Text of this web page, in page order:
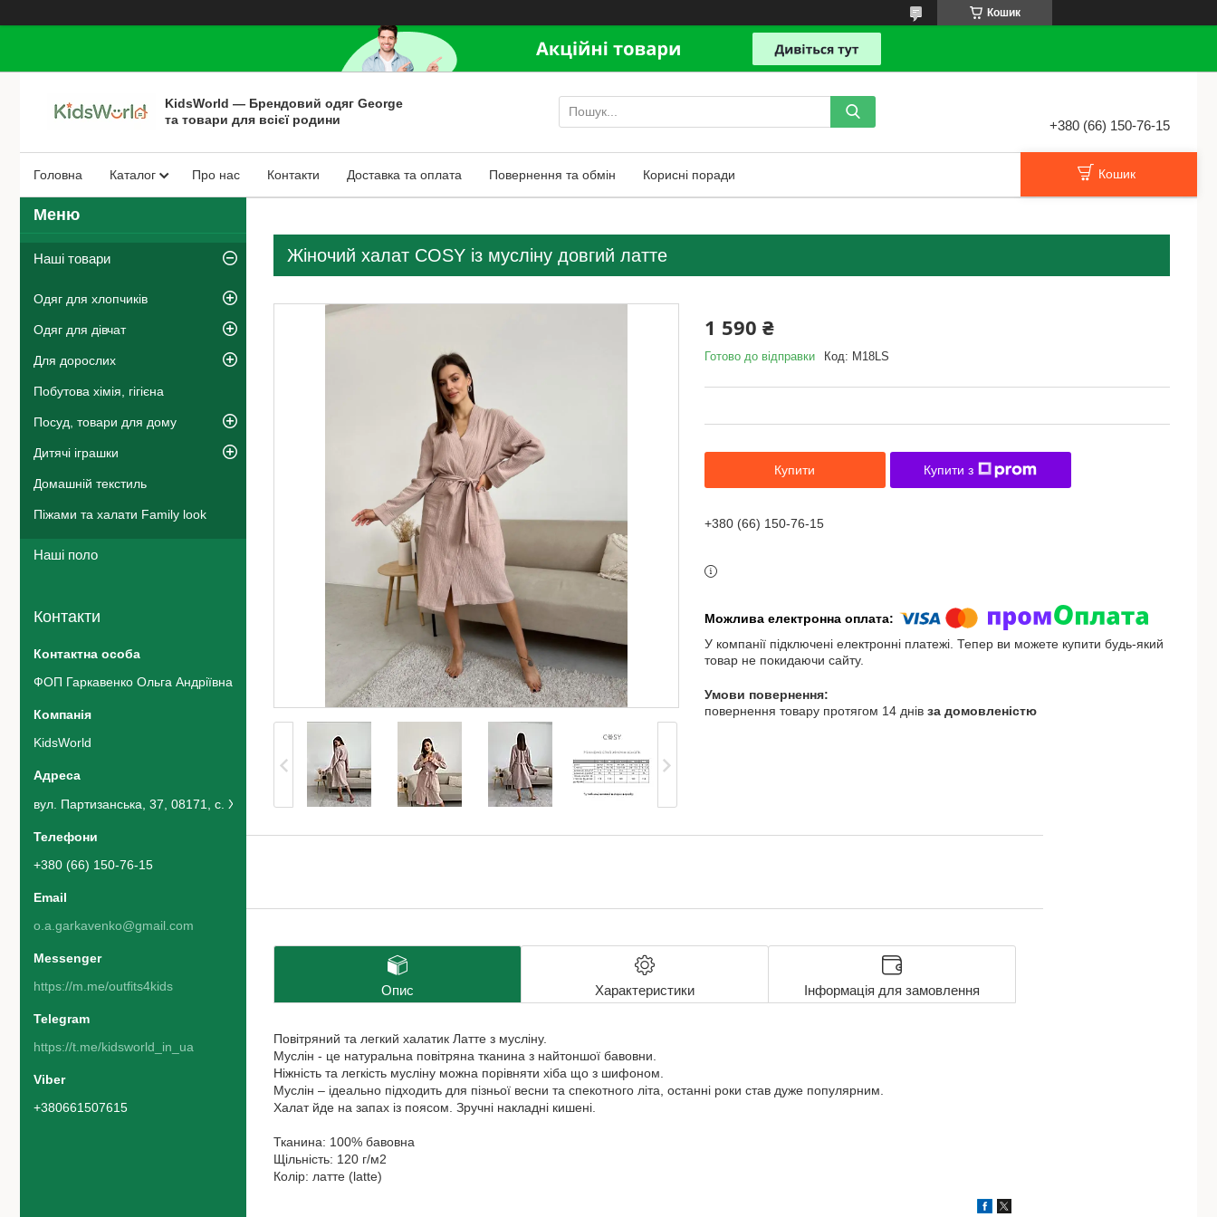
Кошик
KidsWorld — Брендовий одяг George
та товари для всієї родини
+380 (66) 150-76-15
Головна Каталог Про нас Контакти Доставка та оплата Повернення та обмін Корисні поради Кошик
Жіночий халат COSY із мусліну довгий латте
1 590 ₴
Готово до відправки Код: M18LS
Купити Купити з
+380 (66) 150-76-15
У компанії підключені електронні платежі. Тепер ви можете купити будь-який
товар не покидаючи сайту.
повернення товару протягом 14 днів за домовленістю
Опис Характеристики Інформація для замовлення
Повітряний та легкий халатик Латте з мусліну.
Муслін - це натуральна повітряна тканина з найтоншої бавовни.
Ніжність та легкість мусліну можна порівняти хіба що з шифоном.
Муслін – ідеально підходить для пізньої весни та спекотного літа, останні роки став дуже популярним.
Халат йде на запах із поясом. Зручні накладні кишені.
Тканина: 100% бавовна
Щільність: 120 г/м2
Колір: латте (latte)
Наші товари
Одяг для хлопчиків
Одяг для дівчат
Для дорослих
Побутова хімія, гігієна
Посуд, товари для дому
Дитячі іграшки
Домашній текстиль
Піжами та халати Family look
Наші поло
Контакти
ФОП Гаркавенко Ольга Андріївна
KidsWorld
вул. Партизанська, 37, 08171, с. Хотів, Україна
+380 (66) 150-76-15
o.a.garkavenko@gmail.com
https://m.me/outfits4kids
https://t.me/kidsworld_in_ua
+380661507615